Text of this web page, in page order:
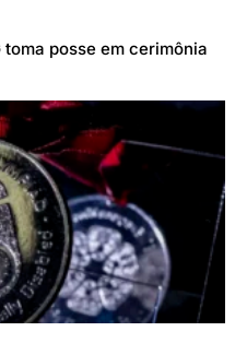
posse em cerimônia